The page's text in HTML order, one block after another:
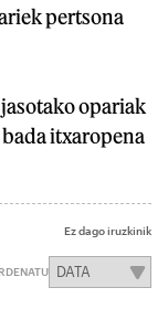
pertsona
opariak
itxaropena
Ez dago iruzkinik